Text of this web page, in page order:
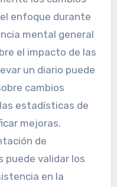
enfoque durante
mental general
el impacto de las
un diario puede
cambios
estadísticas de
mejoras.
de
puede validar los
en la